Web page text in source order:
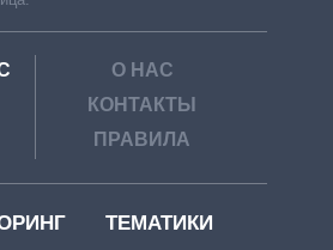
О НАС
КОНТАКТЫ
ПРАВИЛА
ТЕМАТИКИ